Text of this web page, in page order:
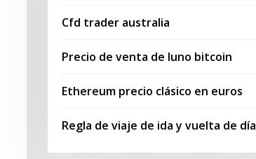
Cfd trader australia
Precio de venta de luno bitcoin
Ethereum precio clásico en euros
Regla de viaje de ida y vuelta de día